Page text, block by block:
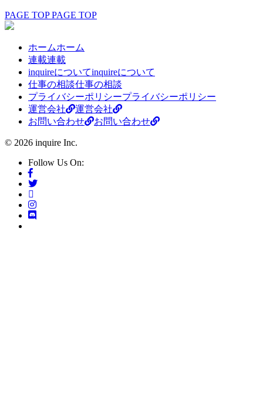
PAGE TOP PAGE TOP
ホームホーム
連載連載
inquireについてinquireについて
仕事の相談仕事の相談
プライバシーポリシープライバシーポリシー
運営会社
運営会社
お問い合わせ
お問い合わせ
© 2026 inquire Inc.
Follow Us On: